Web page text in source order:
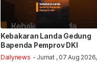
Kebakaran Landa Gedung
Bapenda Pemprov DKI
Dailynews - Jumat , 07 Aug 2026,